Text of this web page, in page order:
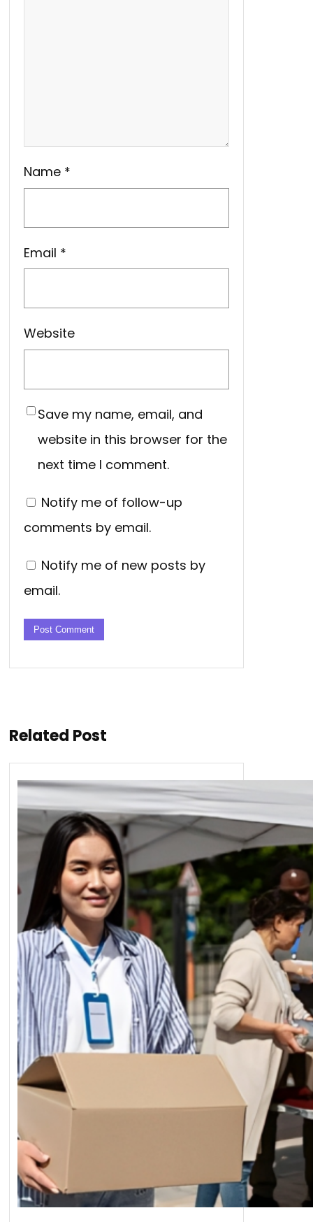
Name *
Email *
Website
Save my name, email, and
website in this browser for the
next time I comment.
Notify me of follow-up
comments by email.
Notify me of new posts by
email.
Related Post